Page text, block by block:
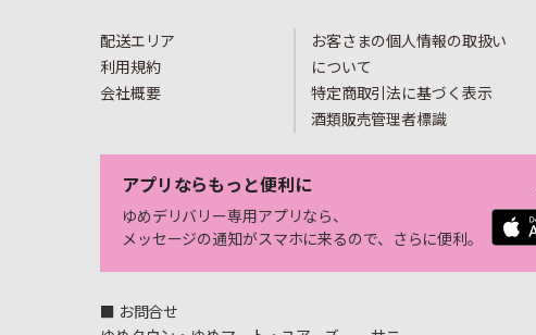
配送エリア
利用規約
会社概要
お客さまの個人情報の取扱い
について
特定商取引法に基づく表示
酒類販売管理者標識
アプリならもっと便利に
ゆめデリバリー専用アプリなら、
メッセージの通知がスマホに来るので、さらに便利。
■ お問合せ